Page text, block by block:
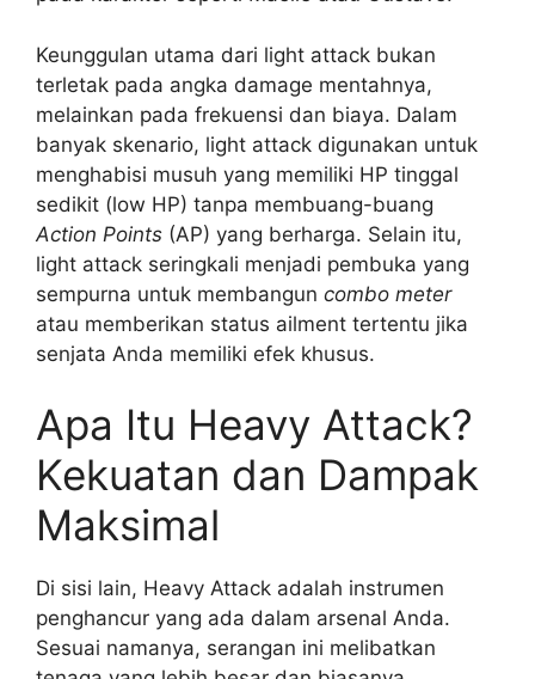
Keunggulan utama dari light attack bukan
terletak pada angka damage mentahnya,
melainkan pada frekuensi dan biaya. Dalam
banyak skenario, light attack digunakan untuk
menghabisi musuh yang memiliki HP tinggal
sedikit (low HP) tanpa membuang-buang
Action Points (AP) yang berharga. Selain itu,
light attack seringkali menjadi pembuka yang
sempurna untuk membangun combo meter
atau memberikan status ailment tertentu jika
senjata Anda memiliki efek khusus.
Apa Itu Heavy Attack?
Kekuatan dan Dampak
Maksimal
Di sisi lain, Heavy Attack adalah instrumen
penghancur yang ada dalam arsenal Anda.
Sesuai namanya, serangan ini melibatkan